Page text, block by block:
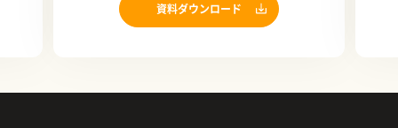
資料ダウンロード